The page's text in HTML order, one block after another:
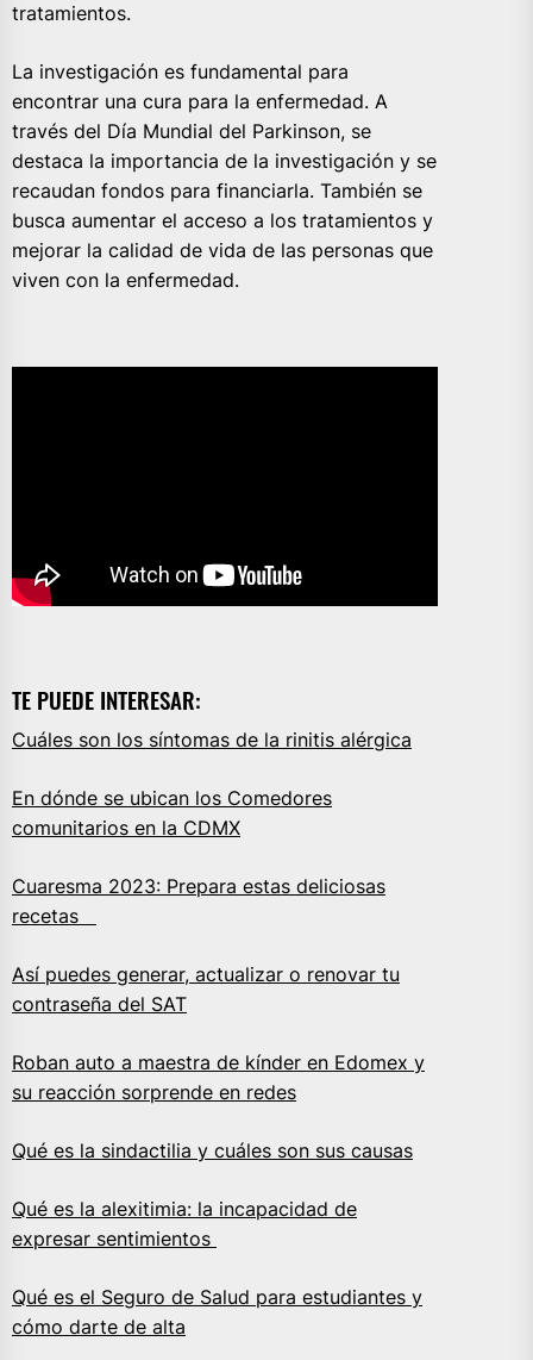
tratamientos.
La investigación es fundamental para
encontrar una cura para la enfermedad. A
través del Día Mundial del Parkinson, se
destaca la importancia de la investigación y se
recaudan fondos para financiarla. También se
busca aumentar el acceso a los tratamientos y
mejorar la calidad de vida de las personas que
viven con la enfermedad.
TE PUEDE INTERESAR:
Cuáles son los síntomas de la rinitis alérgica
En dónde se ubican los Comedores
comunitarios en la CDMX
Cuaresma 2023: Prepara estas deliciosas
recetas
Así puedes generar, actualizar o renovar tu
contraseña del SAT
Roban auto a maestra de kínder en Edomex y
su reacción sorprende en redes
Qué es la sindactilia y cuáles son sus causas
Qué es la alexitimia: la incapacidad de
expresar sentimientos
Qué es el Seguro de Salud para estudiantes y
cómo darte de alta